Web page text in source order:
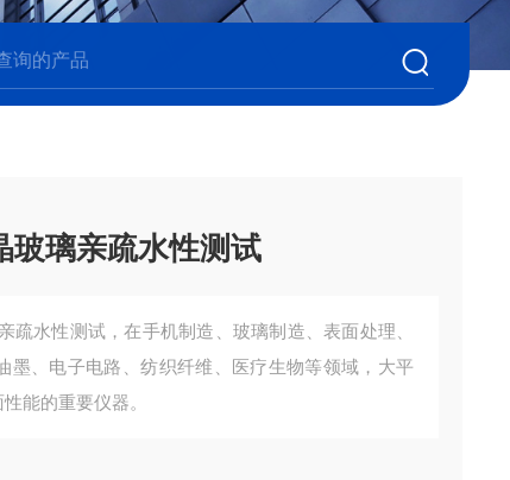
玻璃亲疏水性测试
疏水性测试，在手机制造、玻璃制造、表面处理、
墨、电子电路、纺织纤维、医疗生物等领域，大平
能的重要仪器。